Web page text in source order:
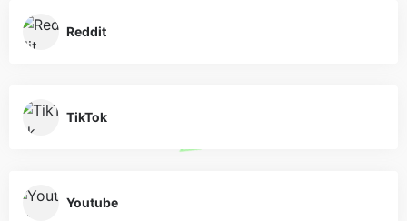
Reddit
TikTok
Youtube